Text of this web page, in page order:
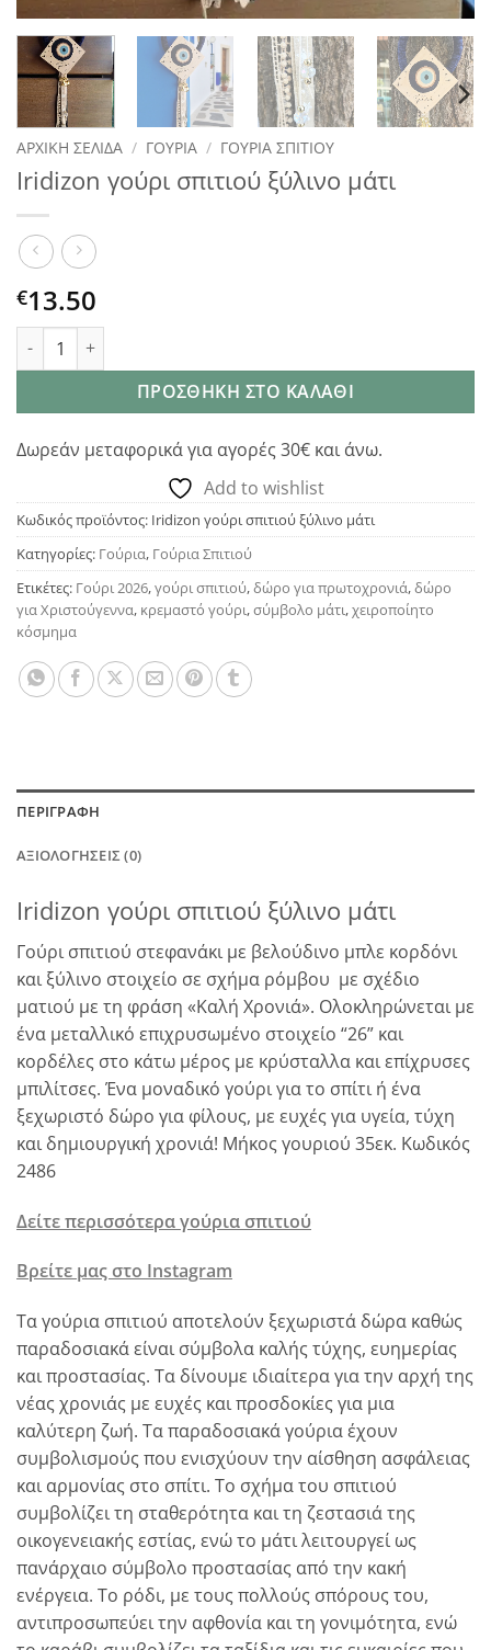
ΑΡΧΙΚΉ ΣΕΛΊΔΑ / ΓΟΎΡΙΑ / ΓΟΎΡΙΑ ΣΠΙΤΙΟΎ
Iridizon γούρι σπιτιού ξύλινο μάτι
€13.50
Iridizon γούρι σπιτιού ξύλινο μάτι ποσότητα
ΠΡΟΣΘΉΚΗ ΣΤΟ ΚΑΛΆΘΙ
Δωρεάν μεταφορικά για αγορές 30€ και άνω.
Add to wishlist
Κωδικός προϊόντος: Iridizon γούρι σπιτιού ξύλινο μάτι
Κατηγορίες: Γούρια, Γούρια Σπιτιού
Ετικέτες: Γούρι 2026,γούρι σπιτιού,δώρο για πρωτοχρονιά,δώρο
για Χριστούγεννα, κρεμαστό γούρι,σύμβολο μάτι,χειροποίητο
κόσμημα
ΠΕΡΙΓΡΑΦΉ
ΑΞΙΟΛΟΓΉΣΕΙΣ (0)
Iridizon γούρι σπιτιού ξύλινο μάτι
Γούρι σπιτιού στεφανάκι με βελούδινο μπλε κορδόνι
και ξύλινο στοιχείο σε σχήμα ρόμβου με σχέδιο
ματιού με τη φράση «Καλή Χρονιά». Ολοκληρώνεται με
ένα μεταλλικό επιχρυσωμένο στοιχείο “26” και
κορδέλες στο κάτω μέρος με κρύσταλλα και επίχρυσες
μπιλίτσες. Ένα μοναδικό γούρι για το σπίτι ή ένα
ξεχωριστό δώρο για φίλους, με ευχές για υγεία, τύχη
και δημιουργική χρονιά! Μήκος γουριού 35εκ. Κωδικός
2486
Δείτε περισσότερα γούρια σπιτιού
Βρείτε μας στο Instagram
Τα γούρια σπιτιού αποτελούν ξεχωριστά δώρα καθώς
παραδοσιακά είναι σύμβολα καλής τύχης, ευημερίας
και προστασίας. Τα δίνουμε ιδιαίτερα για την αρχή της
νέας χρονιάς με ευχές και προσδοκίες για μια
καλύτερη ζωή. Τα παραδοσιακά γούρια έχουν
συμβολισμούς που ενισχύουν την αίσθηση ασφάλειας
και αρμονίας στο σπίτι. Το σχήμα του σπιτιού
συμβολίζει τη σταθερότητα και τη ζεστασιά της
οικογενειακής εστίας, ενώ το μάτι λειτουργεί ως
πανάρχαιο σύμβολο προστασίας από την κακή
ενέργεια. Το ρόδι, με τους πολλούς σπόρους του,
αντιπροσωπεύει την αφθονία και τη γονιμότητα, ενώ